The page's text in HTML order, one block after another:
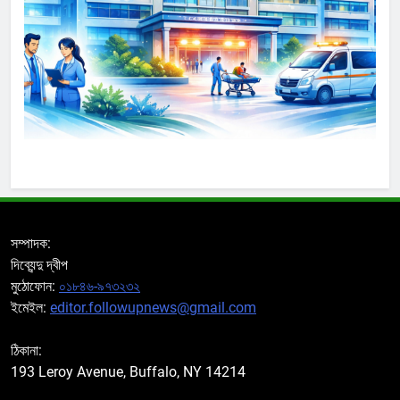
সম্পাদক:
দিব্যেন্দু দ্বীপ
মুঠোফোন: ০১৮৪৬-৯৭৩২৩২
ইমেইল: editor.followupnews@gmail.com
ঠিকানা:
193 Leroy Avenue, Buffalo, NY 14214